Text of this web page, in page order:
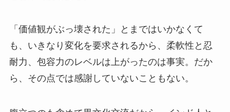
「価値観がぶっ壊された」とまではいかなくて
も、いきなり変化を要求されるから、柔軟性と忍
耐力、包容力のレベルは上がったのは事実。だか
ら、その点では感謝していないこともない。